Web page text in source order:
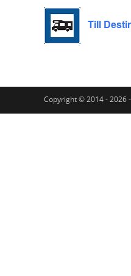
Till
Copyright © 2014 - 2026